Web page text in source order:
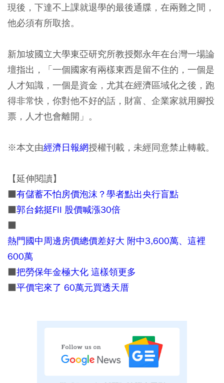
現後，下達不上課就退學的最後通牒，在兩難之間，
他必須有所取捨。
新加坡國立大學東亞研究所教授鄭永年在台灣一場論
壇指出，「一個國家有兩樣東西是留不住的，一個是
人才知識，一個是資金，尤其在經濟區域化之後，跑
得非常快，你對他不好的話，財富、企業家就用腳投
票，人才也會離開」。
※本文由經濟日報網授權刊載，未經同意禁止轉載。
【延伸閱讀】
■有儲蓄不怕房價泡沫？學者點出央行盲點
■郭台銘挺FII 股價喊漲30倍
■
熱門國中周邊房價總價差好大 附中3,600萬、這裡
600萬
■把勞保年金極大化 這樣領更多
■平價宅來了 60萬元買透天厝